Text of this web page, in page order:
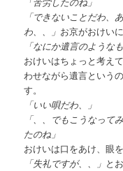
「できないことだわ、
わ、、」 お京がおけい
「なにか遺言のような
おけいはちょっと考え
わせながら遺言という
す。
「いい唄だわ、」
「、、でもこうなって
たのね」
おけいは口をあけ、眼
「失礼ですが、、」 と